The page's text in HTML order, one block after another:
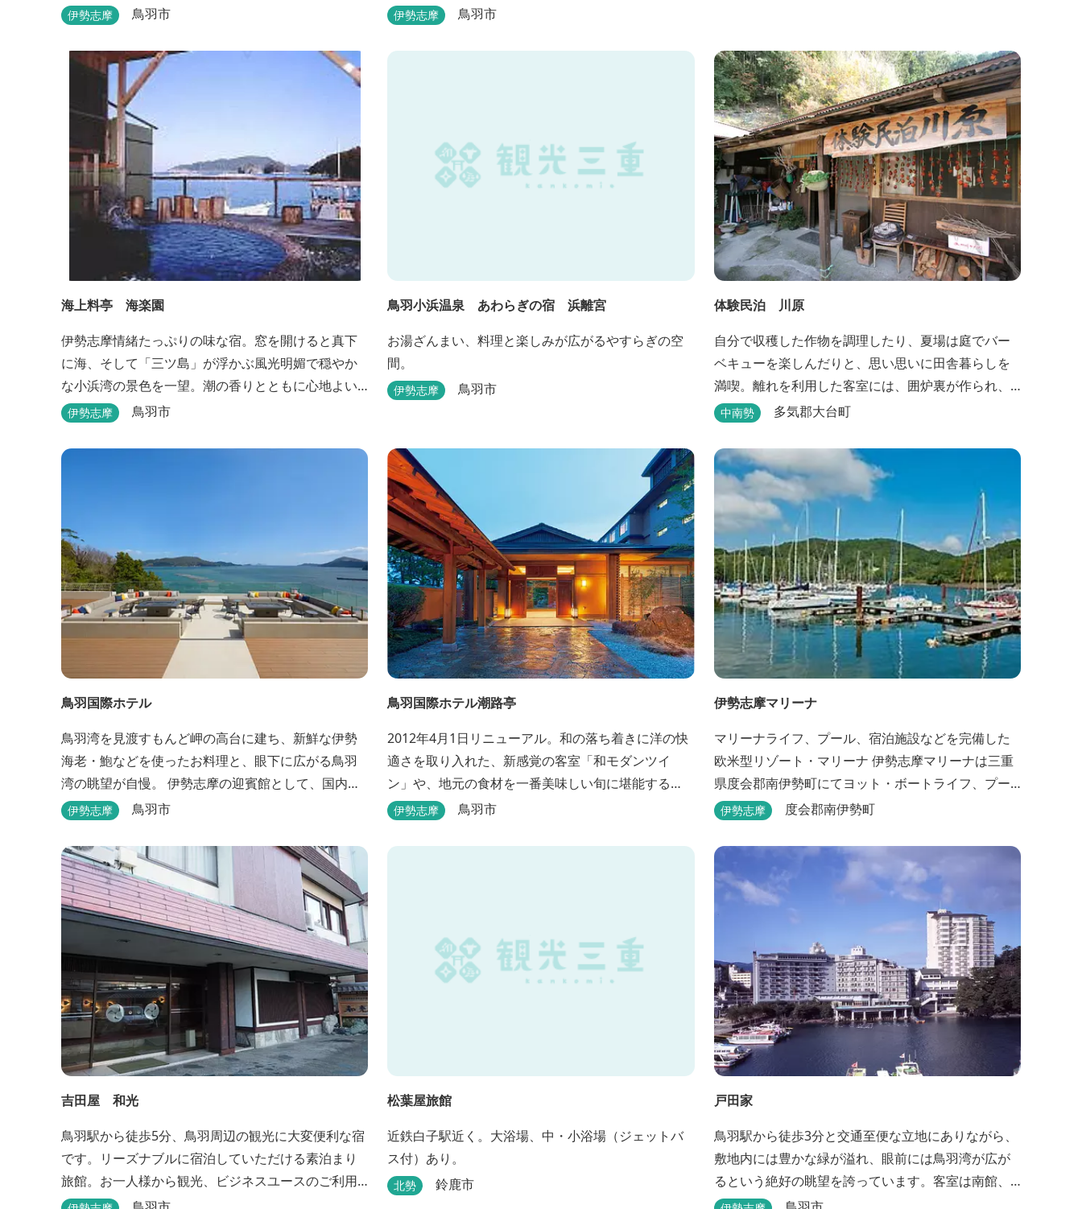
等を、会席料理では新鮮な伊勢志摩の食材をお楽し
伊勢志摩 鳥羽市
ール、モーターボート等ワンちゃんと楽しむ施設も
伊勢志摩 鳥羽市
海上料亭 海楽園
伊勢志摩情緒たっぷりの味な宿。窓を開けると真下
に海、そして「三ツ島」が浮かぶ風光明媚で穏やか
な小浜湾の景色を一望。潮の香りとともに心地よい
波の音の中ゆったりお寛ぎ下さい。窓を開け浴衣姿
り」は当館ならではの名物。（貸しざお／エサ付要
伊勢志摩 鳥羽市
鳥羽小浜温泉 あわらぎの宿 浜離宮
お湯ざんまい、料理と楽しみが広がるやすらぎの空
間。
伊勢志摩 鳥羽市
体験民泊 川原
自分で収穫した作物を調理したり、夏場は庭でバー
ベキューを楽しんだりと、思い思いに田舎暮らしを
満喫。離れを利用した客室には、囲炉裏が作られ、
薪でたく手作りの岩風呂が自慢。
中南勢 多気郡大台町
鳥羽国際ホテル
鳥羽湾を見渡すもんど岬の高台に建ち、新鮮な伊勢
海老・鮑などを使ったお料理と、眼下に広がる鳥羽
湾の眺望が自慢。 伊勢志摩の迎賓館として、国内外
の賓客を数多くお迎えしている伝統と格式のあるホ
ラウンジアクセス付の新客室「オーシャンビュース
イート・クラブ」が誕生！ エントランスやフロン
ト、ザ・ロビーラウンジ、パールオーシャンテラ...
伊勢志摩 鳥羽市
鳥羽国際ホテル潮路亭
2012年4月1日リニューアル。和の落ち着きに洋の快
適さを取り入れた、新感覚の客室「和モダンツイ
ン」や、地元の食材を一番美味しい旬に堪能する
「プライベートダイニング」、更にはミキモト コス
「パールオーロラ風呂」が誕生。
伊勢志摩 鳥羽市
伊勢志摩マリーナ
マリーナライフ、プール、宿泊施設などを完備した
欧米型リゾート・マリーナ 伊勢志摩マリーナは三重
県度会郡南伊勢町にてヨット・ボートライフ、プー
ル、 宿泊施設などが完備した欧米型リゾート・マリ
伊勢志摩 度会郡南伊勢町
吉田屋 和光
鳥羽駅から徒歩5分、鳥羽周辺の観光に大変便利な宿
です。リーズナブルに宿泊していただける素泊まり
旅館。お一人様から観光、ビジネスユースのご利用
に便利です。
松葉屋旅館
近鉄白子駅近く。大浴場、中・小浴場（ジェットバ
ス付）あり。
北勢 鈴鹿市
戸田家
鳥羽駅から徒歩3分と交通至便な立地にありながら、
敷地内には豊かな緑が溢れ、眼前には鳥羽湾が広が
るという絶好の眺望を誇っています。客室は南館、
嬉春亭を会わせて169室あり、各部屋からの景観の美